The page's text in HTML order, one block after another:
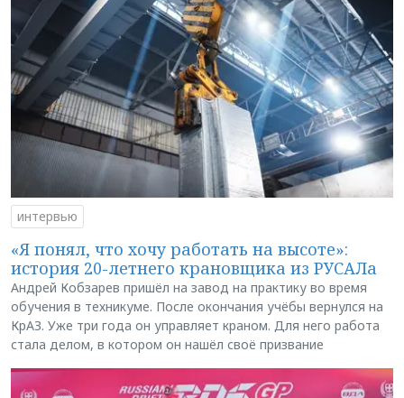
интервью
«Я понял, что хочу работать на высоте»:
история 20-летнего крановщика из РУСАЛа
Андрей Кобзарев пришёл на завод на практику во время
обучения в техникуме. После окончания учёбы вернулся на
КрАЗ. Уже три года он управляет краном. Для него работа
стала делом, в котором он нашёл своё призвание